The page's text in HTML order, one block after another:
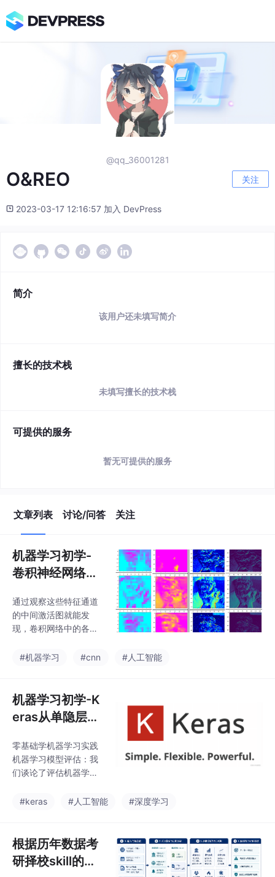
@qq_36001281
O&REO 关注
2023-03-17 12:16:57 加入 DevPress
简介
该用户还未填写简介
擅长的技术栈
未填写擅长的技术栈
可提供的服务
暂无可提供的服务
文章列表 讨论/问答 关注
机器学习初学-
卷积神经网络识
sDataset狗狗图
像
通过观察这些特征通道
的中间激活图就能发
现，卷积网络中的各个
行特征提取，而是各负
己所负责的那部分特
征，激活各个特征点。
这些特征点（也就是小
现了高效率的图像识
别。
#机器学习 #cnn #人工智能
机器学习初学-K
eras从单隐层神
经网络预测客户
流失率
零基础学机器学习实践
机器学习模型评估：我
们谈论了评估机器学习
提到了准确率、精确
调了在评估模型时，需
要综合考虑数据集的类
别平衡、验证集的使用
#keras #人工智能 #深度学习
根据历年数据考
研择校skill的设